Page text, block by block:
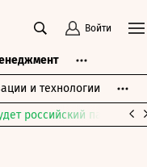
Войти
и технологии
российский парламент